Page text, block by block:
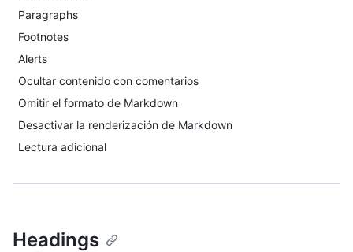
Paragraphs
Footnotes
Alerts
Ocultar contenido con comentarios
Omitir el formato de Markdown
Desactivar la renderización de Markdown
Lectura adicional
Headings